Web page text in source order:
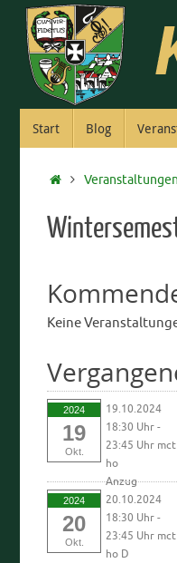
Zum
Inhalt
springen
Inhalt
Start Blog
StartVeranstaltungen
Keine
2024
19
Okt.
19.10.2024
18:30 Uhr -
23:45 Uhr mct
ho
Anzug
2024
20
Okt.
20.10.2024
18:30 Uhr -
23:45 Uhr mct
ho D